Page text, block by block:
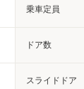
乗車定員
ドア数
スライドドア